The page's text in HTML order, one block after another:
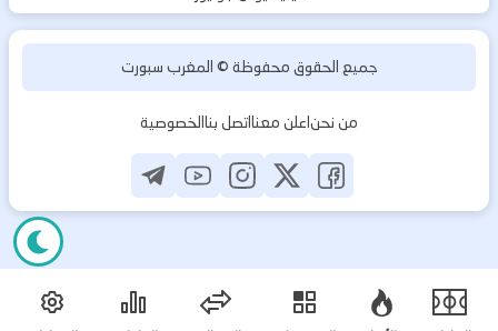
جميع الحقوق محفوظة ©المغرب سبورت
من نحناعلن معنااتصل بناالخصوصية